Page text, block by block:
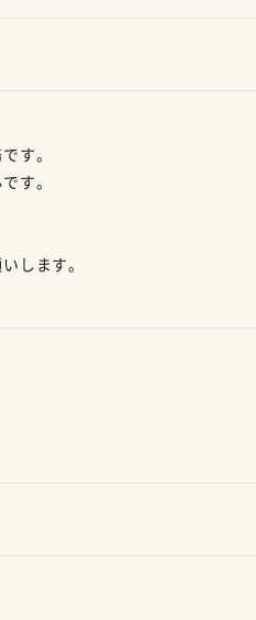
す。
す。
します。